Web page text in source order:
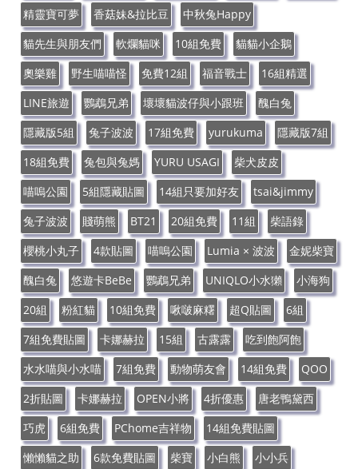
精靈寶可夢
香菇妹&拉比豆
中秋兔Happy
貓先生與朋友們
軟爛貓咪 10組免費
貓貓小企鵝
奧樂雞
野生喵喵怪 免費12組 福音戰士
16組精選
LINE旅遊
鸚鵡兄弟 壞壞貓波仔與小跟班
醜白兔
隱藏版5組
兔子波波 17組免費 yurukuma
隱藏版7組
18組免費
兔包與兔媽 YURU USAGI
柴犬皮皮
喵嗚公園
5組隱藏貼圖 14組只要加好友
tsai&jimmy
兔子波波
賤萌熊 BT21 20組免費 11組
柴語錄
櫻桃小丸子
4款貼圖 喵嗚公園 Lumia × 波波
金妮柴寶
醜白兔
悠遊卡BeBe 鸚鵡兄弟 UNIQLO小水獺
小海狗
20組
粉紅貓 10組免費 啾啵麻糬 超Q貼圖
6組
7組免費貼圖
卡娜赫拉 15組 古露露
吃到飽阿飽
水水喵與小水喵
7組免費 動物萌友會 14組免費
QOO
2折貼圖
卡娜赫拉 OPEN小將 4折優惠
唐老鴨黛西
巧虎
6組免費 PChome吉祥物
14組免費貼圖
懶懶貓之助
6款免費貼圖 柴寶 小白熊
小小兵